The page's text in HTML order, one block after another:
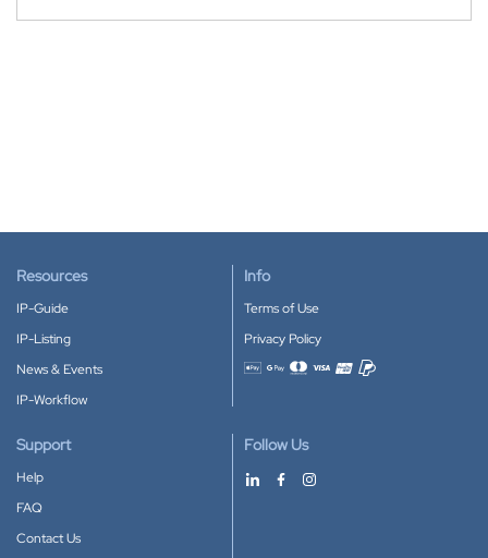
Resources
IP-Guide
IP-Listing
News & Events
IP-Workflow
Info
Terms of Use
Privacy Policy
Accepted payment methods
Support
Help
FAQ
Contact Us
Follow Us